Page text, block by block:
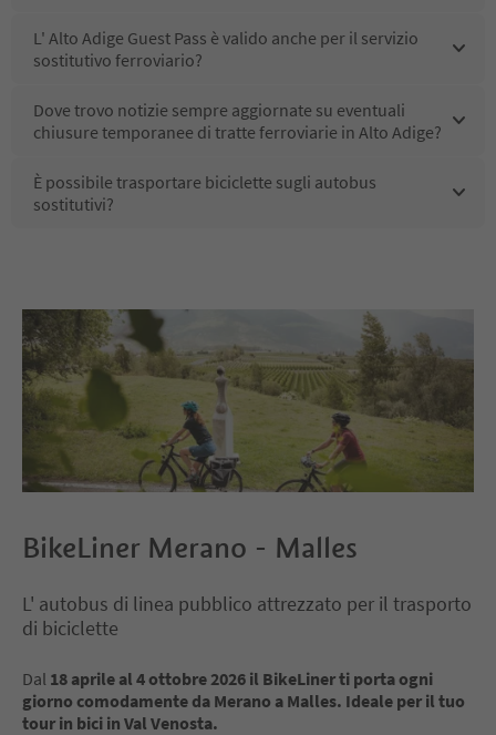
L' Alto Adige Guest Pass è valido anche per il servizio
sostitutivo ferroviario?
Dove trovo notizie sempre aggiornate su eventuali
chiusure temporanee di tratte ferroviarie in Alto Adige?
È possibile trasportare biciclette sugli autobus
sostitutivi?
BikeLiner Merano - Malles
L' autobus di linea pubblico attrezzato per il trasporto
di biciclette
Dal 18 aprile al 4 ottobre 2026 il BikeLiner ti porta ogni
giorno comodamente da Merano a Malles. Ideale per il tuo
tour in bici in Val Venosta.